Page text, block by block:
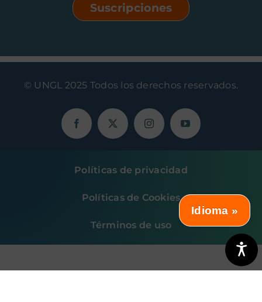
Suscripciones
© UNGL 2025 Todos los derechos reservados.
Políticas de privacidad
Políticas de Cookies
Términos de uso
Idioma »